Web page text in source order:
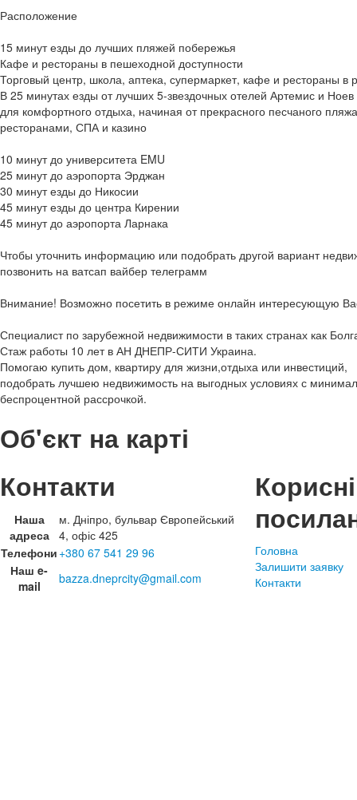
Расположение
15 минут езды до лучших пляжей побережья
Кафе и рестораны в пешеходной доступности
Торговый центр, школа, аптека, супермаркет, кафе и рестораны в
В 25 минутах езды от лучших 5-звездочных отелей Артемис и Ноев
для комфортного отдыха, начиная от прекрасного песчаного
ресторанами, СПА и казино
10 минут до университета EMU
25 минут до аэропорта Эрджан
30 минут езды до Никосии
45 минут езды до центра Кирении
45 минут до аэропорта Ларнака
Чтобы уточнить информацию или подобрать другой вариант
позвонить на ватсап вайбер телеграмм
Внимание! Возможно посетить в режиме онлайн интересующую
Специалист по зарубежной недвижимости в таких странах как
Стаж работы 10 лет в АН ДНЕПР-СИТИ Украина.
Помогаю купить дом, квартиру для жизни,отдыха или инвестиций,
подобрать лучшею недвижимость на выгодных условиях с
беспроцентной рассрочкой.
Об'єкт на карті
Контакти
Наша
адреса
м. Дніпро, бульвар Європейський
4, офіс 425
Телефони +380 67 541 29 96
Наш e-
mail
bazza.dneprcity@gmail.com
Корисні
Головна
Залишити заявку
Контакти